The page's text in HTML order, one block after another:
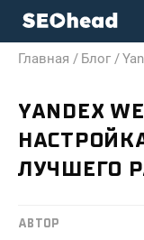
Главная / Блог /
YANDEX
ЛУЧШЕГО
АВТОР